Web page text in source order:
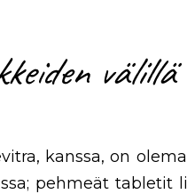
välillä
kanssa, on
pehmeät tabletit